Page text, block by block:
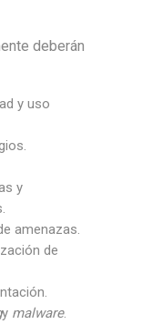
deberán
y uso
y
amenazas.
de
y malware.